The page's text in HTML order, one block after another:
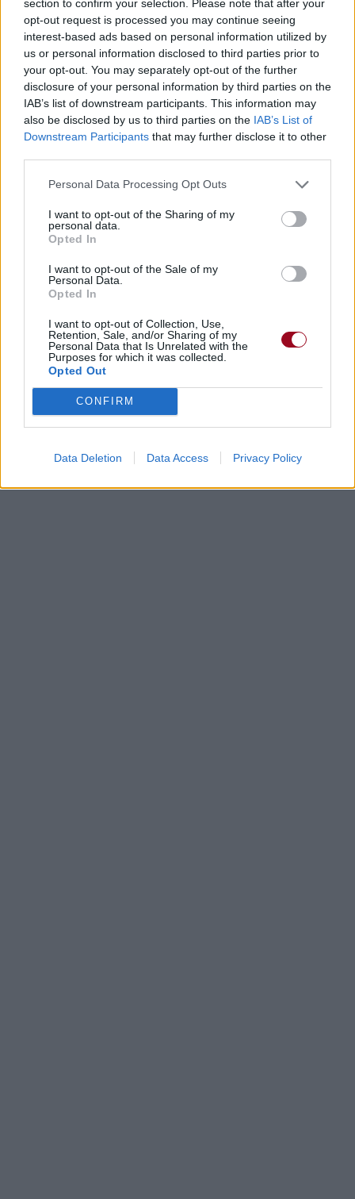
section to confirm your selection. Please note that after your
opt-out request is processed you may continue seeing
interest-based ads based on personal information utilized by
us or personal information disclosed to third parties prior to
your opt-out. You may separately opt-out of the further
disclosure of your personal information by third parties on the
IAB’s list of downstream participants. This information may
also be disclosed by us to third parties on the IAB’s List of
Downstream Participants that may further disclose it to other
Personal Data Processing Opt Outs
I want to opt-out of the Sharing of my
personal data.
Opted In
I want to opt-out of the Sale of my
Personal Data.
Opted In
I want to opt-out of Collection, Use,
Retention, Sale, and/or Sharing of my
Personal Data that Is Unrelated with the
Purposes for which it was collected.
Opted Out
CONFIRM
Data Deletion Data Access Privacy Policy
Biographie
Albums & Chansons
Corrections & commentaires
Dire «merci» pour cette traduction Corriger une erreur